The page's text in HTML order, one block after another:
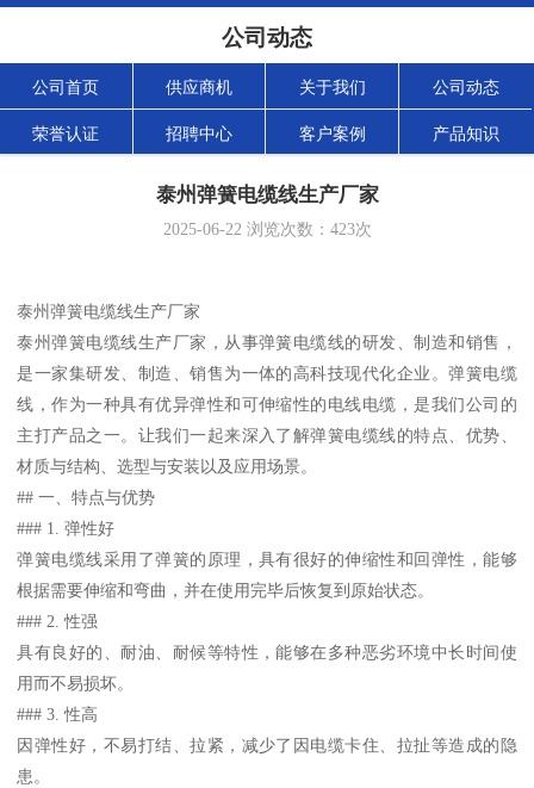
公司动态
公司首页 供应商机 关于我们 公司动态
荣誉认证 招聘中心 客户案例 产品知识
泰州弹簧电缆线生产厂家
2025-06-22浏览次数： 423次
泰州弹簧电缆线生产厂家
泰州弹簧电缆线生产厂家，从事弹簧电缆线的研发、制造和销售，
是一家集研发、制造、销售为一体的高科技现代化企业。弹簧电缆
线，作为一种具有优异弹性和可伸缩性的电线电缆，是我们公司的
主打产品之一。让我们一起来深入了解弹簧电缆线的特点、优势、
材质与结构、选型与安装以及应用场景。
## 一、特点与优势
### 1. 弹性好
弹簧电缆线采用了弹簧的原理，具有很好的伸缩性和回弹性，能够
根据需要伸缩和弯曲，并在使用完毕后恢复到原始状态。
### 2. 性强
具有良好的、耐油、耐候等特性，能够在多种恶劣环境中长时间使
用而不易损坏。
### 3. 性高
因弹性好，不易打结、拉紧，减少了因电缆卡住、拉扯等造成的隐
患。